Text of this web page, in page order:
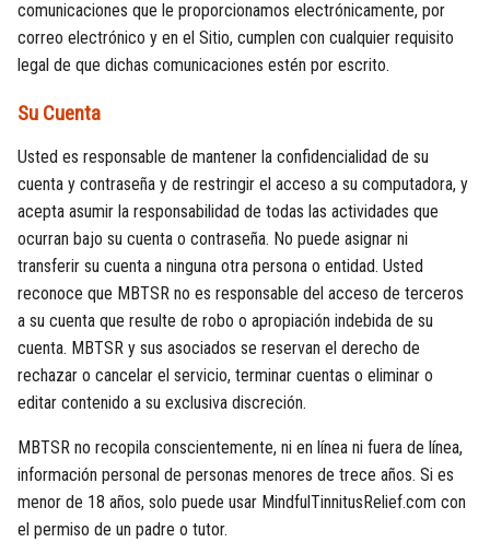
comunicaciones que le proporcionamos electrónicamente, por
correo electrónico y en el Sitio, cumplen con cualquier requisito
legal de que dichas comunicaciones estén por escrito.
Su Cuenta
Usted es responsable de mantener la confidencialidad de su
cuenta y contraseña y de restringir el acceso a su computadora, y
acepta asumir la responsabilidad de todas las actividades que
ocurran bajo su cuenta o contraseña. No puede asignar ni
transferir su cuenta a ninguna otra persona o entidad. Usted
reconoce que MBTSR no es responsable del acceso de terceros
a su cuenta que resulte de robo o apropiación indebida de su
cuenta. MBTSR y sus asociados se reservan el derecho de
rechazar o cancelar el servicio, terminar cuentas o eliminar o
editar contenido a su exclusiva discreción.
MBTSR no recopila conscientemente, ni en línea ni fuera de línea,
información personal de personas menores de trece años. Si es
menor de 18 años, solo puede usar MindfulTinnitusRelief.com con
el permiso de un padre o tutor.